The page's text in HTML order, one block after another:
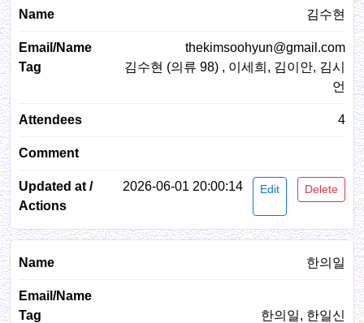
김수현
thekimsoohyun@gmail.com
김수현 (의류 98) , 이세희, 김이안, 김시
언
4
2026-06-01 20:00:14 Edit Delete
한의일
한의일, 한일신